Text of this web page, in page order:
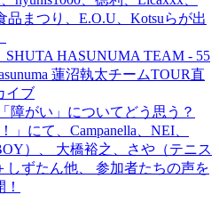
まつり、E.O.U、Kotsuらが出
SHUTA HASUNUMA TEAM - 55
蓮沼執太チームTOUR直
イブ
障がい」についてどう思う？
」にて、Campanella、NEI、
）、 大橋裕之、さや（テニス
しずたん他、 参加者たちの声を